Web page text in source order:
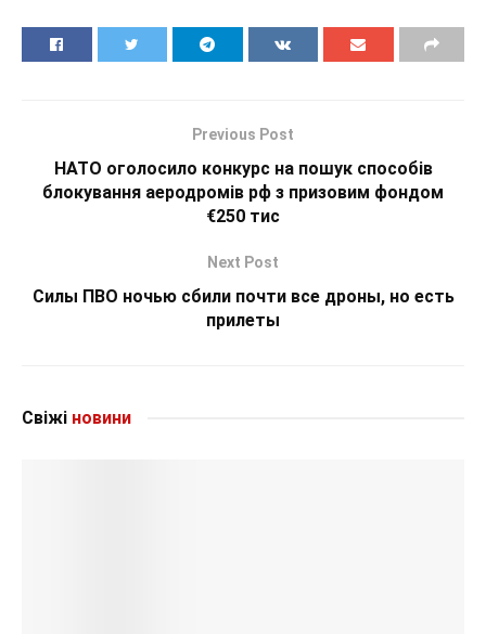
Previous Post
НАТО оголосило конкурс на пошук способів
блокування аеродромів рф з призовим фондом
€250 тис
Next Post
Силы ПВО ночью сбили почти все дроны, но есть
прилеты
Свіжі новини